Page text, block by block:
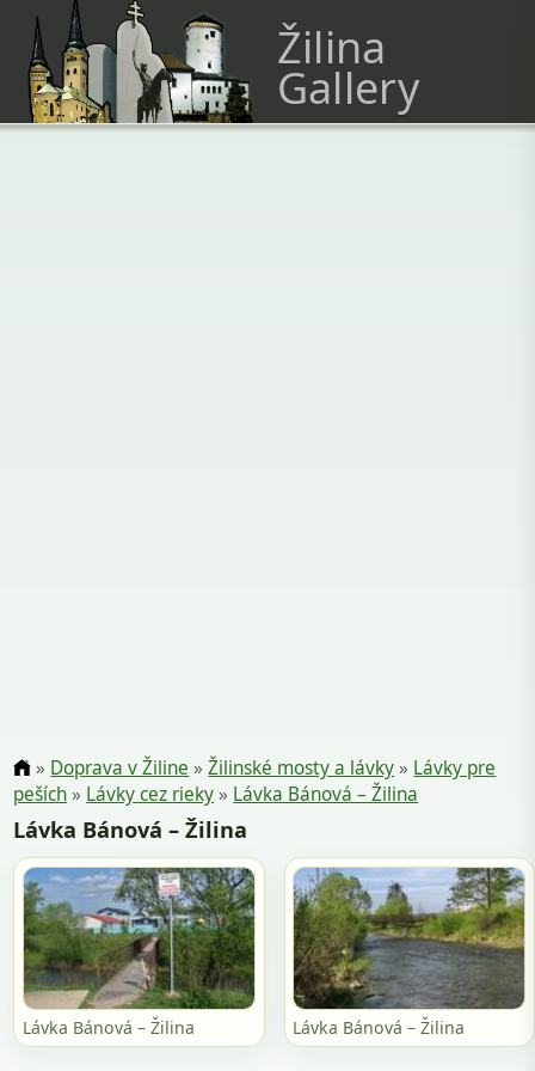
Žilina
Gallery
» Doprava v Žiline »Žilinské mosty a lávky» Lávky pre
peších» Lávky cez rieky» Lávka Bánová – Žilina
Lávka Bánová – Žilina
Lávka Bánová – Žilina Lávka Bánová – Žilina